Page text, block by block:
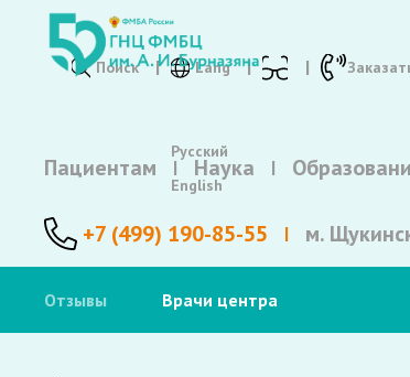
Поиск Lang
Русский
English
Пациентам Наука
+7 (499) 190-85-55 м.
Отзывы Врачи центра